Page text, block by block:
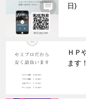
日
ＨＰ
ます！